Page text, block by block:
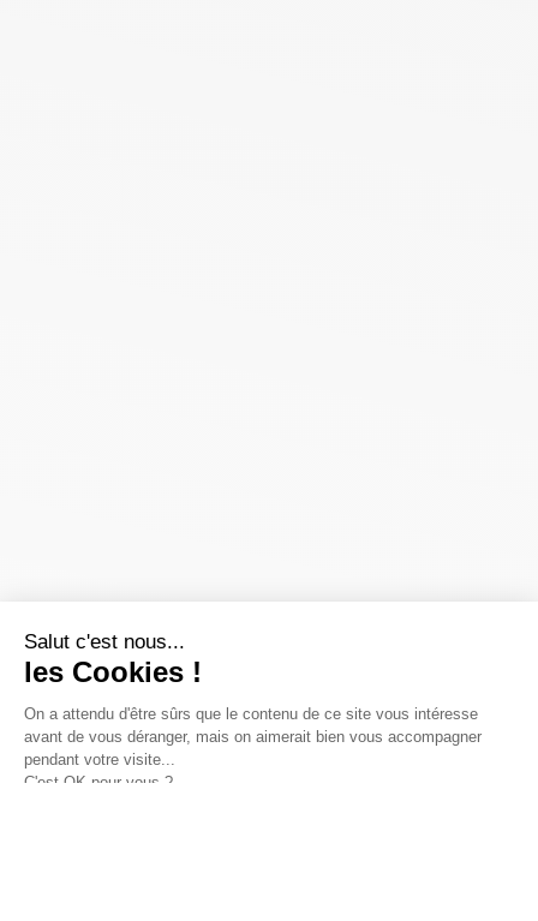
Salut c'est nous...
les Cookies !
On a attendu d'être sûrs que le contenu de ce site vous intéresse
avant de vous déranger, mais on aimerait bien vous accompagner
pendant votre visite...
C'est OK pour vous ?